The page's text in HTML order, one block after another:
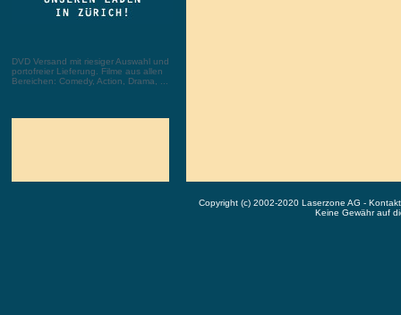
DVD Versand mit riesiger Auswahl und
portofreier Lieferung. Filme aus allen
Bereichen: Comedy, Action, Drama, ...
Copyright (c) 2002-2020 Laserzone AG -
Keine Gewähr auf